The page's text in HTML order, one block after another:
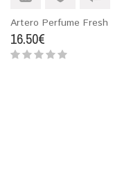
Artero Perfume Fresh
16.50€